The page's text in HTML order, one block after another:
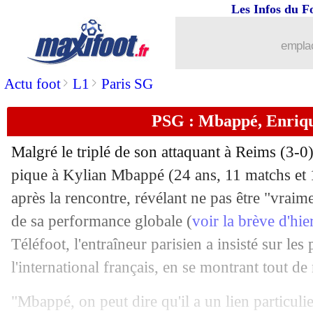
Actu foot> L1 > Paris SG
Les Infos du
PSG : Mbappé,
Malgré le triplé de son attaquant à Reims (3-
pique à Kylian Mbappé (24 ans, 11 matchs
après la rencontre, révélant ne pas être
de sa performance globale (voir la brève
Téléfoot, l'entraîneur parisien a insisté sur les
l'international français, en se montrant tout
"Mbappé, on peut dire qu'il a un lien
Betis: Fekir encensé par un
12/11 L1: Rennes-Lyon, les compos
12/11 Naples: Garcia en grand danger
12/11 Le Havre: Ayew explique son choix
12/11 Ita. : Naples surpris par Empoli
12/11 Ballon d'Or: Deschamps déçu pour
L1 : Clermont-Lorient, les compos